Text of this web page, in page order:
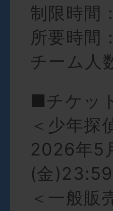
制限時間
所要時間
チーム人
■チケッ
＜少年探
2026年5
(金)23:59
＜一般販